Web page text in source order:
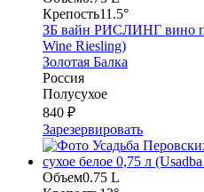
Крепость11.5°
ЗБ вайн РИСЛИНГ вино
Wine Riesling)
Золотая Балка
Россия
Полусухое
840 ₽
Зарезервировать
Объем0.75 L